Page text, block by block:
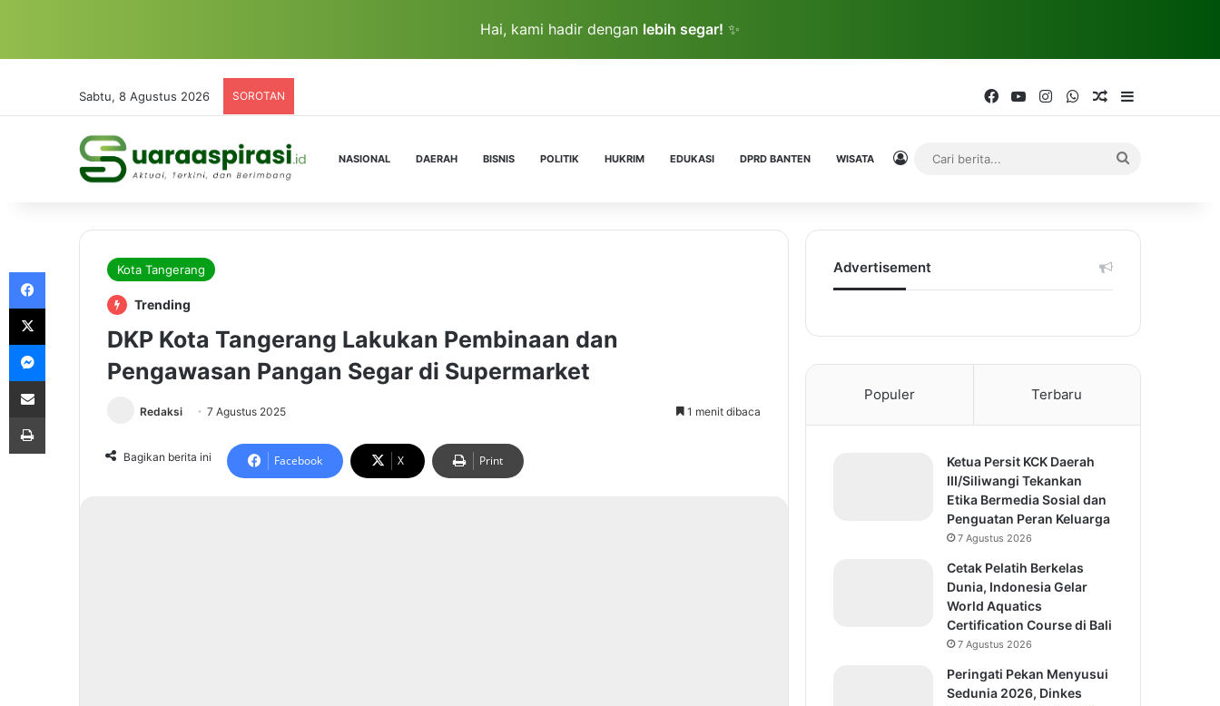
Hai, kami hadir dengan lebih segar! ✨
Sabtu, 8 Agustus 2026 SOROTAN FacebookYouTubeInstagramWhatsAppRandom Article
NASIONAL DAERAH BISNIS POLITIK HUKRIM EDUKASI DPRD BANTEN WISATA Log In
Kota Tangerang
Trending
DKP Kota Tangerang Lakukan Pembinaan dan
Pengawasan Pangan Segar di Supermarket
Redaksi 7 Agustus 2025 1 menit dibaca
Bagikan berita ini Facebook X Print
Advertisement
Populer Terbaru
Ketua Persit KCK Daerah
III/Siliwangi Tekankan
Etika Bermedia Sosial dan
Penguatan Peran Keluarga
7 Agustus 2026
Cetak Pelatih Berkelas
Dunia, Indonesia Gelar
World Aquatics
Certification Course di Bali
7 Agustus 2026
Peringati Pekan Menyusui
Sedunia 2026, Dinkes
Messenger